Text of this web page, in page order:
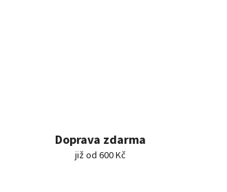
Doprava zdarma
již od 600 Kč